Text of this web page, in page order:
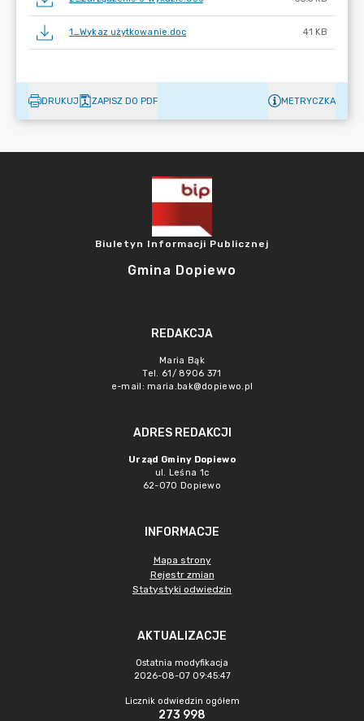
1_Wykaz użytkowanie.doc 41 KB
DRUKUJ ZAPISZ DO PDF METRYCZKA
Biuletyn Informacji Publicznej
Gmina Dopiewo
REDAKCJA
Maria Bąk
Tel. 61/ 8906 371
e-mail: maria.bak@dopiewo.pl
ADRES REDAKCJI
Urząd Gminy Dopiewo
ul. Leśna 1c
62-070 Dopiewo
INFORMACJE
Mapa strony
Rejestr zmian
Statystyki odwiedzin
AKTUALIZACJE
Ostatnia modyfikacja
2026-08-07 09:45:47
Licznik odwiedzin ogółem
273 998